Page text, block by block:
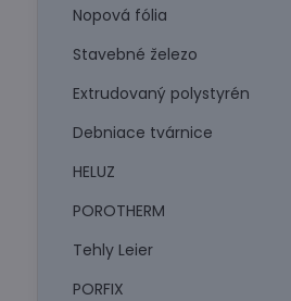
Nopová fólia
Stavebné železo
Extrudovaný polystyrén
Debniace tvárnice
HELUZ
POROTHERM
Tehly Leier
PORFIX